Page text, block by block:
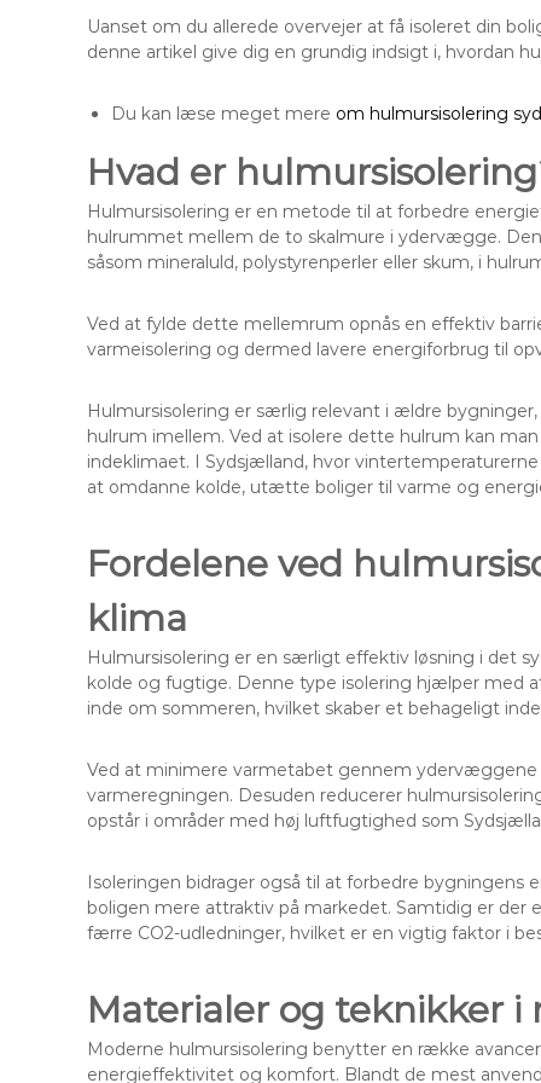
Uanset om du allerede overvejer at få isoleret din
denne artikel give dig en grundig indsigt i, hvordan
Du kan læse meget mere om hulmursisolering
Hvad er
Hulmursisolering er en metode til at forbedre
hulrummet mellem de to skalmure i ydervægge.
såsom mineraluld, polystyrenperler eller skum, i
Ved at fylde dette mellemrum opnås en effektiv
varmeisolering og dermed lavere energiforbrug til
Hulmursisolering er særlig relevant i ældre
hulrum imellem. Ved at isolere dette hulrum kan
indeklimaet. I Sydsjælland, hvor
at omdanne kolde, utætte boliger til varme og
Fordelene ved
klima
Hulmursisolering er en særligt effektiv løsning i det
kolde og fugtige. Denne type isolering hjælper med
inde om sommeren, hvilket skaber et behageligt
Ved at minimere varmetabet gennem ydervæggene
varmeregningen. Desuden reducerer
opstår i områder med høj luftfugtighed som
Isoleringen bidrager også til at forbedre
boligen mere attraktiv på markedet. Samtidig er
færre CO2-udledninger, hvilket er en vigtig faktor i
Materialer og teknikker
Moderne hulmursisolering benytter en række
energieffektivitet og komfort. Blandt de mest